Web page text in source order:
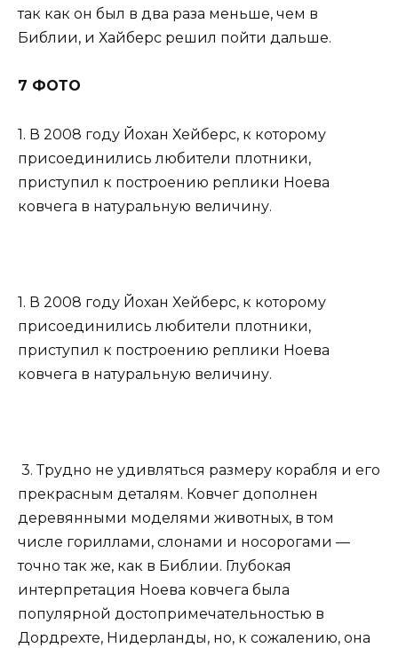
так как он был в два раза меньше, чем в
Библии, и Хайберс решил пойти дальше.
7 ФОТО
1. В 2008 году Йохан Хейберс, к которому
присоединились любители плотники,
приступил к построению реплики Ноева
ковчега в натуральную величину.
1. В 2008 году Йохан Хейберс, к которому
присоединились любители плотники,
приступил к построению реплики Ноева
ковчега в натуральную величину.
3. Трудно не удивляться размеру корабля и его
прекрасным деталям. Ковчег дополнен
деревянными моделями животных, в том
числе гориллами, слонами и носорогами —
точно так же, как в Библии. Глубокая
интерпретация Ноева ковчега была
популярной достопримечательностью в
Дордрехте, Нидерланды, но, к сожалению, она